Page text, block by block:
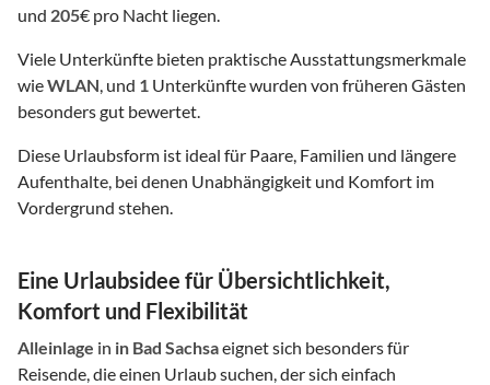
und 205€ pro Nacht liegen.
Viele Unterkünfte bieten praktische Ausstattungsmerkmale
wieWLAN , und 1 Unterkünfte wurden von früheren Gästen
besonders gut bewertet.
Diese Urlaubsform ist ideal für Paare, Familien und längere
Aufenthalte, bei denen Unabhängigkeit und Komfort im
Vordergrund stehen.
Eine Urlaubsidee für Übersichtlichkeit,
Komfort und Flexibilität
Alleinlage in in Bad Sachsaeignet sich besonders für
Reisende, die einen Urlaub suchen, der sich einfach